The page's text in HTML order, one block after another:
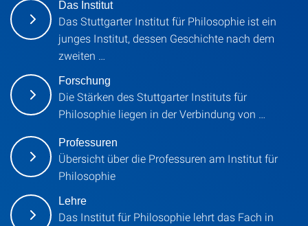
Das Institut
Das Stuttgarter Institut für Philosophie ist ein
junges Institut, dessen Geschichte nach dem
zweiten …
Forschung
Die Stärken des Stuttgarter Instituts für
Philosophie liegen in der Verbindung von …
Professuren
Übersicht über die Professuren am Institut für
Philosophie
Lehre
Das Institut für Philosophie lehrt das Fach in